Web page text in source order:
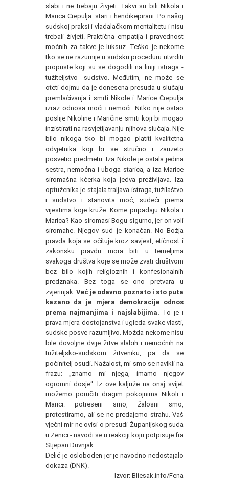
slabi i ne trebaju živjeti. Takvi su bili Nikola i
Marica Crepulja: stari i hendikepirani. Po našoj
sudskoj praksi i vladalačkom mentalitetu i nisu
trebali živjeti. Praktična empatija i pravednost
moćnih za takve je luksuz. Teško je nekome
tko se ne razumije u sudsku proceduru utvrditi
propuste koji su se dogodili na liniji istraga -
tužiteljstvo- sudstvo. Međutim, ne može se
oteti dojmu da je donesena presuda u slučaju
premlaćivanja i smrti Nikole i Marice Crepulja
izraz odnosa moći i nemoći. Nitko nije ostao
poslije Nikoline i Maričine smrti koji bi mogao
inzistirati na rasvjetljavanju njihova slučaja. Nije
bilo nikoga tko bi mogao platiti kvalitetna
odvjetnika koji bi se stručno i zauzeto
posvetio predmetu. Iza Nikole je ostala jedina
sestra, nemoćna i uboga starica, a iza Marice
siromašna kćerka koja jedva preživljava. Iza
optuženika je stajala traljava istraga, tužilaštvo
i sudstvo i stanovita moć, sudeći prema
vijestima koje kruže. Kome pripadaju Nikola i
Marica? Kao siromasi Bogu sigurno, jer on voli
siromahe. Njegov sud je konačan. No Božja
pravda koja se očituje kroz savjest, etičnost i
zakonsku pravdu mora biti u temeljima
svakoga društva koje se može zvati društvom
bez bilo kojih religioznih i konfesionalnih
predznaka. Bez toga se ono pretvara u
zvjerinjak.Već je odavno poznato i sto puta
kazano da je mjera demokracije odnos
prema najmanjima i najslabijima. To je i
prava mjera dostojanstva i ugleda svake vlasti,
sudske posve razumljivo. Možda nekome nisu
bile dovoljne dvije žrtve slabih i nemoćnih na
tužiteljsko-sudskom žrtveniku, pa da se
počinitelj osudi. Nažalost, mi smo se navikli na
frazu: „znamo mi njega, imamo njegov
ogromni dosje“. Iz ove kaljuže na onaj svijet
možemo poručiti dragim pokojnima Nikoli i
Marici: potreseni smo, žalosni smo,
protestiramo, ali se ne predajemo strahu. Vaš
vječni mir ne ovisi o presudi Županijskog suda
u Zenici - navodi se u reakciji koju potpisuje fra
Stjepan Duvnjak.
Delić je oslobođen jer je navodno nedostajalo
dokaza (DNK).
Izvor: Bljesak.info/Fena